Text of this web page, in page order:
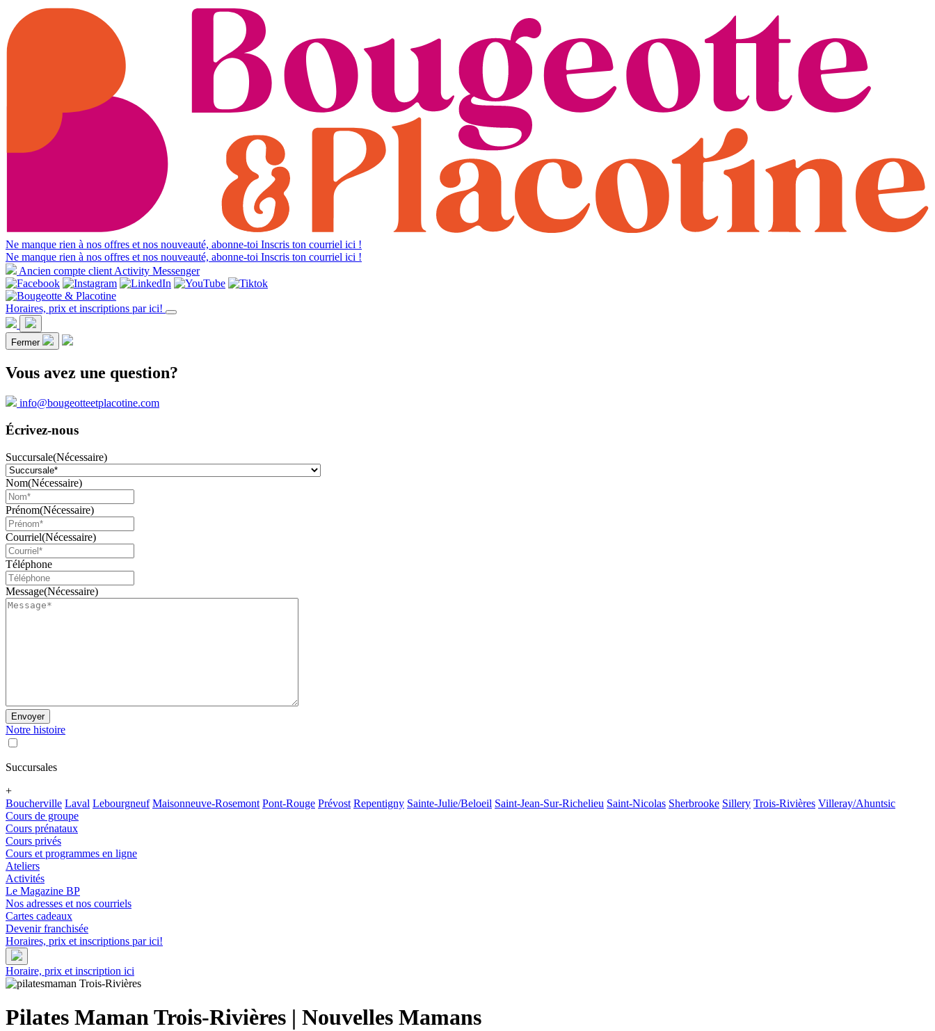
Ne manque rien à nos offres et nos nouveauté, abonne-toi Inscris ton courriel ici !
Ne manque rien à nos offres et nos nouveauté, abonne-toi Inscris ton courriel ici !
Ancien compte client Activity Messenger
Horaires, prix et inscriptions par ici!
Fermer
Vous avez une question?
info@bougeotteetplacotine.com
Écrivez-nous
Succursale(Nécessaire)
Nom(Nécessaire)
Prénom(Nécessaire)
Courriel(Nécessaire)
Téléphone
Message(Nécessaire)
Envoyer
Notre histoire
Succursales
+
Boucherville Laval Lebourgneuf Maisonneuve-Rosemont Pont-Rouge Prévost Repentigny Sainte-Julie/Beloeil Saint-Jean-Sur-Richelieu Saint-Nicolas Sherbrooke Sillery Trois-Rivières Villeray/Ahuntsic
Cours de groupe
Cours prénataux
Cours privés
Cours et programmes en ligne
Ateliers
Activités
Le Magazine BP
Nos adresses et nos courriels
Cartes cadeaux
Devenir franchisée
Horaires, prix et inscriptions par ici!
Horaire, prix et inscription ici
Pilates MamanTrois-Rivières | Nouvelles Mamans